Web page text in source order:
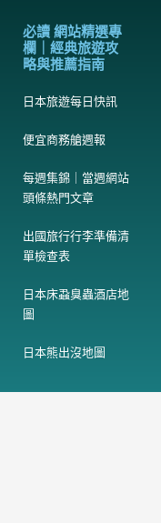
必讀 網站精選專
欄｜經典旅遊攻
略與推薦指南
日本旅遊每日快訊
便宜商務艙週報
每週集錦｜當週網站
頭條熱門文章
出國旅行行李準備清
單檢查表
日本床蝨臭蟲酒店地
圖
日本熊出沒地圖